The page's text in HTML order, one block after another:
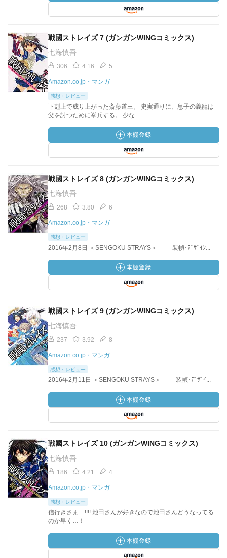
戦國ストレイズ 7 (ガンガンWINGコミックス)
七海慎吾
306 4.16 5
Amazon.co.jp・マンガ
感想・レビュー
下剋上で成り上がった斎藤道三。 史実通りに、息子の義龍は
父を討つために挙兵する。 少な...
戦國ストレイズ 8 (ガンガンWINGコミックス)
七海慎吾
268 3.80 6
Amazon.co.jp・マンガ
感想・レビュー
2016年2月8日 ＜SENGOKU STRAYS＞ 装幀･ﾃﾞｻﾞｲﾝ...
戦國ストレイズ 9 (ガンガンWINGコミックス)
七海慎吾
237 3.92 8
Amazon.co.jp・マンガ
感想・レビュー
2016年2月11日 ＜SENGOKU STRAYS＞ 装幀･ﾃﾞｻﾞｲ...
戦國ストレイズ 10 (ガンガンWINGコミックス)
七海慎吾
186 4.21 4
Amazon.co.jp・マンガ
感想・レビュー
信行きさま…!!!! 池田さんが好きなので池田さんどうなってる
のか早く…！